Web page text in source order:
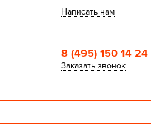
Написать нам
8 (495) 150 14 24
Заказать звонок